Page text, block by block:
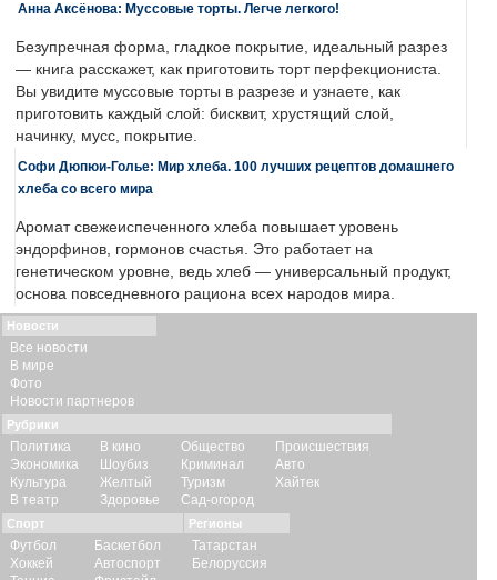
Анна Аксёнова: Муссовые торты. Легче легкого!
Безупречная форма, гладкое покрытие, идеальный разрез
— книга расскажет, как приготовить торт перфекциониста.
Вы увидите муссовые торты в разрезе и узнаете, как
приготовить каждый слой: бисквит, хрустящий слой,
начинку, мусс, покрытие.
Софи Дюпюи-Голье: Мир хлеба. 100 лучших рецептов домашнего
хлеба со всего мира
Аромат свежеиспеченного хлеба повышает уровень
эндорфинов, гормонов счастья. Это работает на
генетическом уровне, ведь хлеб — универсальный продукт,
основа повседневного рациона всех народов мира.
Новости
Все новости
В мире
Фото
Новости партнеров
Рубрики
Политика
Экономика
Культура
В театр
В кино
Шоубиз
Желтый
Здоровье
Общество
Криминал
Туризм
Сад-огород
Происшествия
Авто
Хайтек
Спорт
Футбол
Хоккей
Баскетбол
Автоспорт
Регионы
Татарстан
Белоруссия